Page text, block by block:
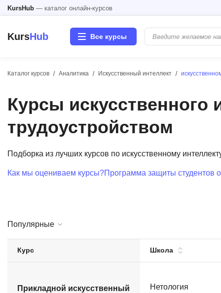
KursHub — каталог онлайн-курсов
KursHub Все курсы
Каталог курсов Аналитика Искусственный интеллект
Курсы искусственного
трудоустройством
Подборка из лучших курсов по искусственному
Как мы оцениваем курсы?Программа защиты студентов
Популярные
Курс Школа
Прикладной искусственный
Нетология
Разработка
Маркетинг
Дизайн
Аналитика